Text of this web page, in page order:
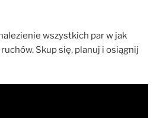
wszystkich par w jak
Skup się, planuj i osiągnij